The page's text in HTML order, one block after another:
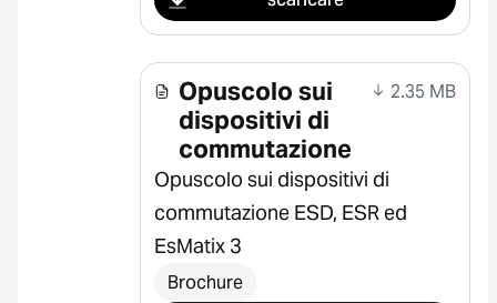
Opuscolo sui
dispositivi di
commutazione
2.35 MB
Opuscolo sui dispositivi di
commutazione ESD, ESR ed
EsMatix 3
Brochure